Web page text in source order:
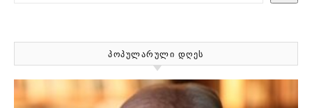
ᲞᲝᲞᲣᲚᲐᲠᲣᲚᲘ ᲓᲦᲔᲡ